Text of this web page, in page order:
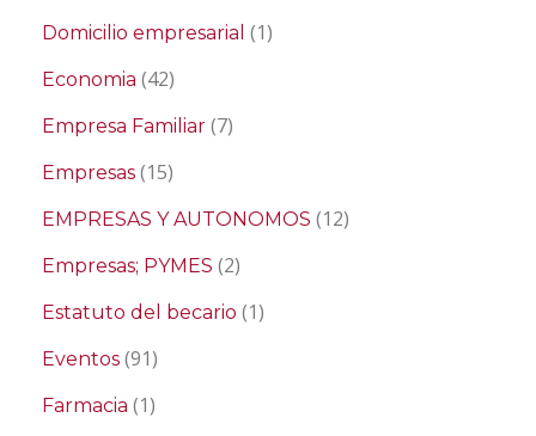
Domicilio empresarial (1)
Economia (42)
Empresa Familiar (7)
Empresas (15)
EMPRESAS Y AUTONOMOS (12)
Empresas; PYMES (2)
Estatuto del becario (1)
Eventos (91)
Farmacia (1)